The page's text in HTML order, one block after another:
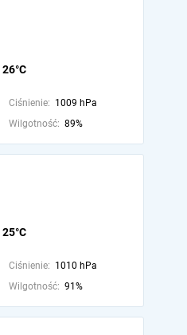
26°C
Ciśnienie: 1009 hPa
Wilgotność: 89%
25°C
Ciśnienie: 1010 hPa
Wilgotność: 91%